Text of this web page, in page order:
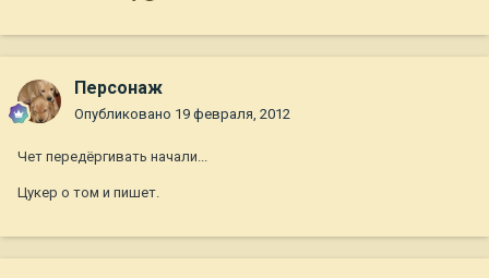
Персонаж
Опубликовано 19 февраля, 2012
Чет передёргивать начали...
Цукер о том и пишет.